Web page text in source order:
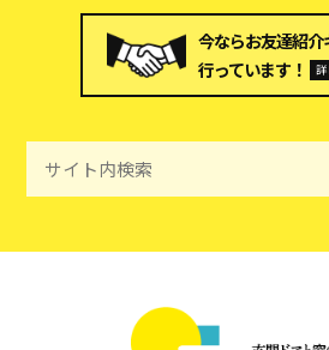
今ならお友達紹介
行っています！
詳